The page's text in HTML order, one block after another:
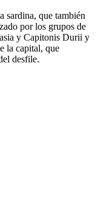
sardina, que también
por los grupos de
y Capitonis Durii y
la capital, que
desfile.